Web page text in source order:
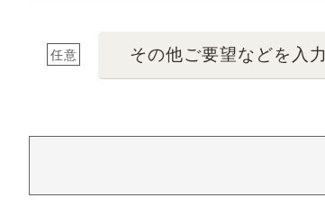
任意 その他ご要望などを入力